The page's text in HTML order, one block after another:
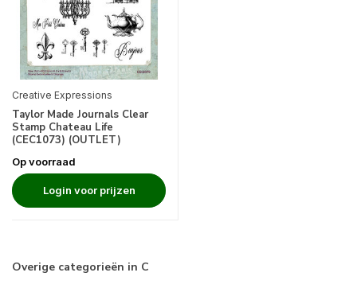
Creative Expressions
Taylor Made Journals Clear
Stamp Chateau Life
(CEC1073) (OUTLET)
Op voorraad
Login voor prijzen
Overige categorieën in C